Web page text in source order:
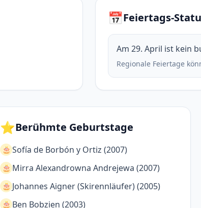
📅Feiertags-
Am 29. April ist kein
Regionale Feiertage
⭐Berühmte Geburtstage
🎂 Sofía de Borbón y Ortiz (2007)
🎂 Mirra Alexandrowna Andrejewa (2007)
🎂 Johannes Aigner (Skirennläufer) (2005)
🎂 Ben Bobzien (2003)